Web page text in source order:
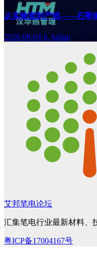
从实验室到产线——石墨
2026-08-04 li, hailan
艾邦笔电论坛
汇集笔电行业最新材料、
粤ICP备17004167号